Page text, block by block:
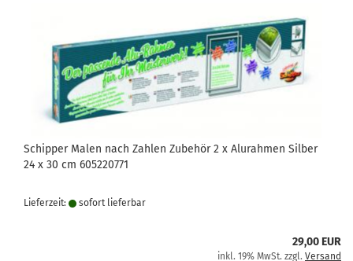
Schipper Malen nach Zahlen Zubehör 2 x Alurahmen Silber
24 x 30 cm 605220771
Lieferzeit: sofort lie­fer­bar
29,00 EUR
inkl. 19% MwSt. zzgl. Versand